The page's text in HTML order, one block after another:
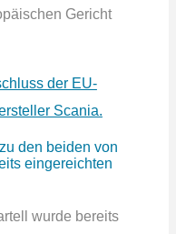
Gericht
der EU-
Scania.
den beiden von
eingereichten
wurde bereits